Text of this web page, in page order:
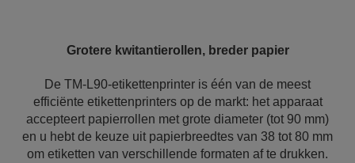
Grotere kwitantierollen, breder papier
De TM-L90-etikettenprinter is één van de meest
efficiënte etikettenprinters op de markt: het apparaat
accepteert papierrollen met grote diameter (tot 90 mm)
en u hebt de keuze uit papierbreedtes van 38 tot 80 mm
om etiketten van verschillende formaten af te drukken.